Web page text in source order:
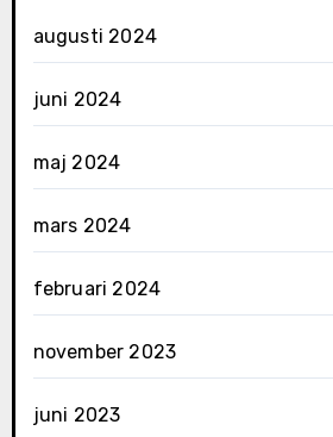
augusti 2024
juni 2024
maj 2024
mars 2024
februari 2024
november 2023
juni 2023